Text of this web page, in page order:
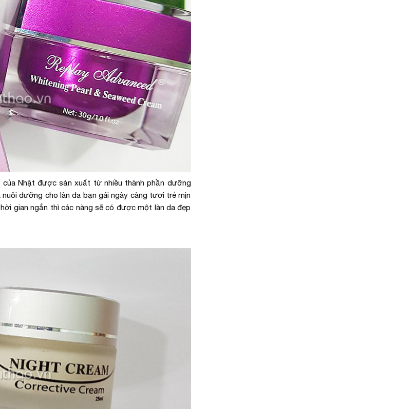
của Nhật được sản xuất từ nhiều thành phần dưỡng
dưỡng cho làn da bạn gái ngày càng tươi trẻ mịn
gian ngắn thì các nàng sẽ có được một làn da đẹp